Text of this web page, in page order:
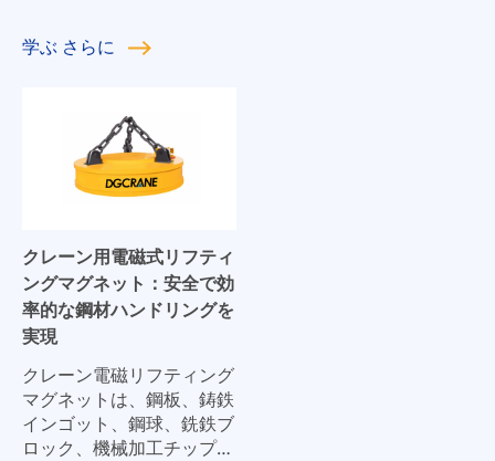
学ぶ さらに
クレーン用電磁式リフティ
ングマグネット：安全で効
率的な鋼材ハンドリングを
実現
クレーン電磁リフティング
マグネットは、鋼板、鋳鉄
インゴット、鋼球、銑鉄ブ
ロック、機械加工チップな